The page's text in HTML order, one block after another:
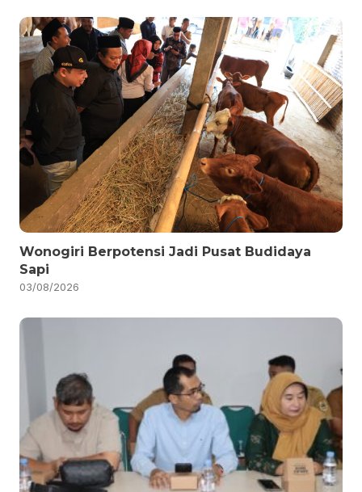
Wonogiri Berpotensi Jadi Pusat Budidaya
Sapi
03/08/2026